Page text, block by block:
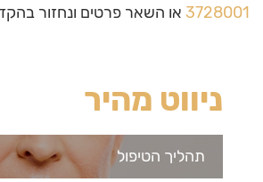
3728001 או השאר פרטים ונחזור
ניווט מהיר
תהליך הטיפול